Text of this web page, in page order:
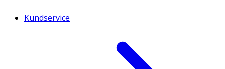
Kundservice